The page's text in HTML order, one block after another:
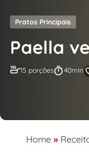
Pratos Principais
Paella
15 porções 40min
Home »